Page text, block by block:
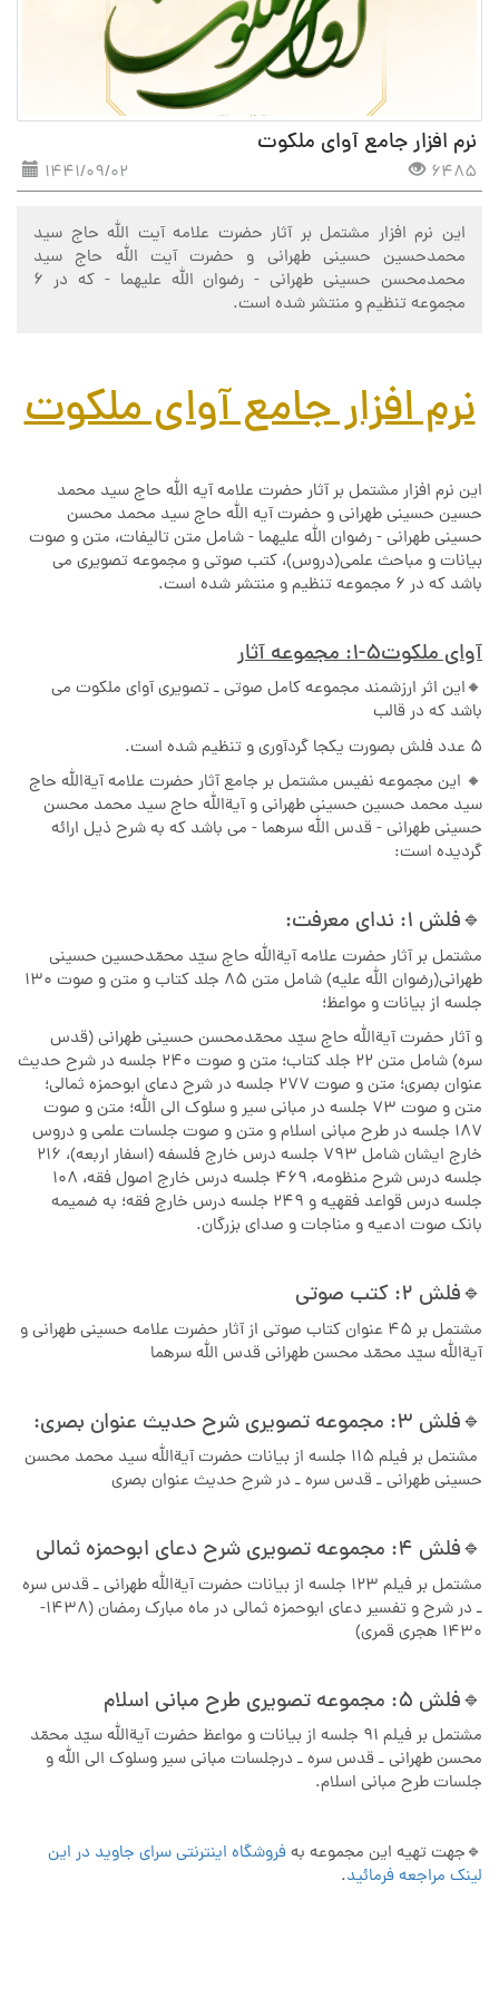
نرم افزار جامع آوای ملکوت
1441/09/02 6485
این نرم افزار مشتمل بر آثار حضرت علامه آیت الله حاج سید
محمدحسین حسینی طهرانی و حضرت آیت الله حاج سید
محمدمحسن حسینی طهرانی - رضوان الله علیهما - که در ۶
مجموعه تنظیم و منتشر شده است.
نرم افزار جامع آوای ملکوت
این نرم افزار مشتمل بر آثار حضرت علامه آیه الله حاج سید محمد
حسین حسینی طهرانی و حضرت آیه الله حاج سید محمد محسن
حسینی طهرانی - رضوان الله علیهما - شامل متن تالیفات، متن و صوت
بیانات و مباحث علمی(دروس)، کتب صوتی و مجموعه تصویری می
باشد که در ۶ مجموعه تنظیم و منتشر شده است.
آوای ملکوت۵-۱: مجموعه آثار
🔸️این اثر ارزشمند مجموعه کامل صوتی ـ تصویری آوای ملکوت می
باشد که در قالب
5 عدد فلش بصورت یکجا گردآوری و تنظیم شده است.
🔸️ این مجموعه نفیس مشتمل بر جامع آثار حضرت علامه آیةالله حاج
سید محمد حسین حسینی طهرانی و آیةالله حاج سید محمد محسن
حسینی طهرانی - قدس الله سرهما - می باشد که به شرح ذیل ارائه
گردیده است:
🔹️فلش 1: ندای معرفت:
مشتمل بر آثار حضرت علامه آیةالله حاج سیّد محمّدحسین حسینی
طهرانی(رضوان الله علیه) شامل متن 85 جلد کتاب و متن و صوت 130
جلسه از بیانات و مواعظ؛
و آثار حضرت آیةالله حاج سیّد محمّدمحسن حسینی طهرانی (قدس
سره) شامل متن 22 جلد کتاب؛ متن و صوت 240 جلسه در شرح حدیث
عنوان بصری؛ متن و صوت 277 جلسه در شرح دعای ابوحمزه ثمالی؛
متن و صوت 73 جلسه در مبانی سیر و سلوک الی الله؛ متن و صوت
187 جلسه در طرح مبانی اسلام و متن و صوت جلسات علمی و دروس
خارج ایشان شامل 793 جلسه درس خارج فلسفه (اسفار اربعه)، 216
جلسه درس شرح منظومه، 469 جلسه درس خارج اصول فقه، 108
جلسه درس قواعد فقهیه و 249 جلسه درس خارج فقه؛ به ضمیمه
بانک صوت ادعیه و مناجات و صدای بزرگان.
🔹️فلش 2: کتب صوتی
مشتمل بر ۴۵ عنوان کتاب صوتی از آثار حضرت علامه حسینی طهرانی و
آیةالله سیّد محمّد محسن طهرانی قدس الله سرهما
🔹️فلش 3: مجموعه تصویری شرح حدیث عنوان بصری:
مشتمل بر فیلم 115 جلسه از بیانات حضرت آیةالله سید محمد محسن
حسینی طهرانی ـ قدس سره ـ در شرح حدیث عنوان بصری
🔹️فلش 4: مجموعه تصویری شرح دعای ابوحمزه ثمالی
مشتمل بر فیلم 123 جلسه از بیانات حضرت آیةالله طهرانی ـ قدس سره
ـ در شرح و تفسیر دعای ابوحمزه ثمالی در ماه مبارک رمضان (1438-
1430 هجری قمری)
🔹️فلش 5: مجموعه تصویری طرح مبانی اسلام
مشتمل بر فیلم ۹۱ جلسه از بیانات و مواعظ حضرت آیةالله سیّد محمّد
محسن طهرانی ـ قدس سره ـ درجلسات مبانی سیر وسلوک الی الله و
جلسات طرح مبانی اسلام.
🔹جهت تهیه این مجموعه بهفروشگاه اینترنتی سرای جاوید در این
لینک مراجعه فرمائید.